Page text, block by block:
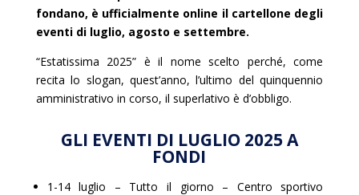
fondano, è ufficialmente online il cartellone degli
eventi di luglio, agosto e settembre.
“Estatissima 2025” è il nome scelto perché, come
recita lo slogan, quest’anno, l’ultimo del quinquennio
amministrativo in corso, il superlativo è d’obbligo.
GLI EVENTI DI LUGLIO 2025 A
FONDI
1-14 luglio – Tutto il giorno – Centro sportivo